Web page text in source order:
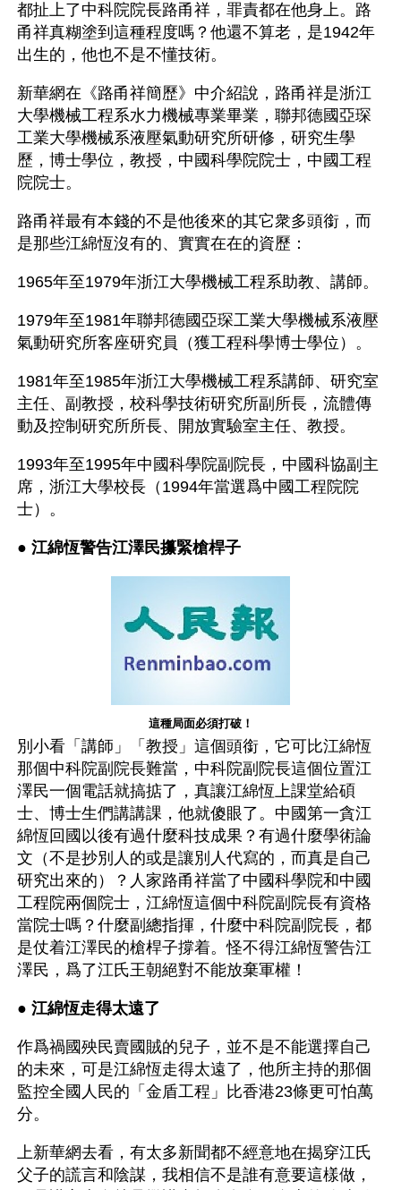
都扯上了中科院院長路甬祥，罪責都在他身上。路
甬祥真糊塗到這種程度嗎？他還不算老，是1942年
出生的，他也不是不懂技術。
新華網在《路甬祥簡歷》中介紹說，路甬祥是浙江
大學機械工程系水力機械專業畢業，聯邦德國亞琛
工業大學機械系液壓氣動研究所研修，研究生學
歷，博士學位，教授，中國科學院院士，中國工程
院院士。
路甬祥最有本錢的不是他後來的其它衆多頭銜，而
是那些江綿恆沒有的、實實在在的資歷：
1965年至1979年浙江大學機械工程系助教、講師。
1979年至1981年聯邦德國亞琛工業大學機械系液壓
氣動研究所客座研究員（獲工程科學博士學位）。
1981年至1985年浙江大學機械工程系講師、研究室
主任、副教授，校科學技術研究所副所長，流體傳
動及控制研究所所長、開放實驗室主任、教授。
1993年至1995年中國科學院副院長，中國科協副主
席，浙江大學校長（1994年當選爲中國工程院院
士）。
● 江綿恆警告江澤民攥緊槍桿子
這種局面必須打破！
別小看「講師」「教授」這個頭銜，它可比江綿恆
那個中科院副院長難當，中科院副院長這個位置江
澤民一個電話就搞掂了，真讓江綿恆上課堂給碩
士、博士生們講講課，他就傻眼了。中國第一貪江
綿恆回國以後有過什麼科技成果？有過什麼學術論
文（不是抄別人的或是讓別人代寫的，而真是自己
研究出來的）？人家路甬祥當了中國科學院和中國
工程院兩個院士，江綿恆這個中科院副院長有資格
當院士嗎？什麼副總指揮，什麼中科院副院長，都
是仗着江澤民的槍桿子撐着。怪不得江綿恆警告江
澤民，爲了江氏王朝絕對不能放棄軍權！
● 江綿恆走得太遠了
作爲禍國殃民賣國賊的兒子，並不是不能選擇自己
的未來，可是江綿恆走得太遠了，他所主持的那個
監控全國人民的「金盾工程」比香港23條更可怕萬
分。
上新華網去看，有太多新聞都不經意地在揭穿江氏
父子的謊言和陰謀，我相信不是誰有意要這樣做，